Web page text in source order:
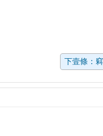
下壹條：窲